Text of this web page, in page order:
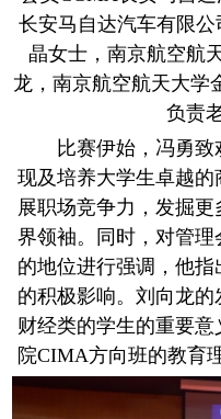
长安马自达汽车有限
晶女士，南京航空航
龙，南京航空航天大学
负责
比赛伊始，冯勇致
现及培养大学生卓越
展职场竞争力，发掘
界领袖。同时，对管
的地位进行强调，他
的积极影响。刘向龙
财经类的学生的重要
院CIMA方向班的教育